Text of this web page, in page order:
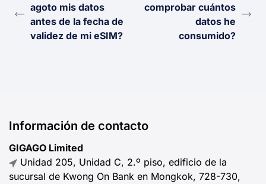
agoto mis datos
antes de la fecha de
validez de mi eSIM?
comprobar cuántos
datos he
consumido?
Información de contacto
GIGAGO Limited
Unidad 205, Unidad C, 2.º piso, edificio de la
sucursal de Kwong On Bank en Mongkok, 728-730,